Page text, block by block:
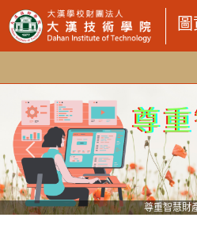
跳
到
主
內
區
尊重智慧財